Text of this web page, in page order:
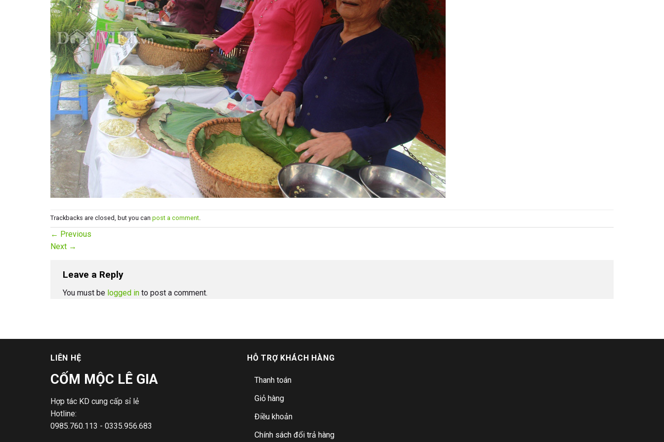
Trackbacks are closed, but you can post a comment
← Previous
Next →
Leave a Reply
You must be logged in to post a comment.
LIÊN HỆ
CỐM MỘC LÊ GIA
Hợp tác KD cung cấp sỉ lẻ
Hotline:
0985.760.113 - 0335.956.683
HỖ TRỢ KHÁCH HÀNG
Thanh toán
Giỏ hàng
Điều khoản
Chính sách đổi trả hàng